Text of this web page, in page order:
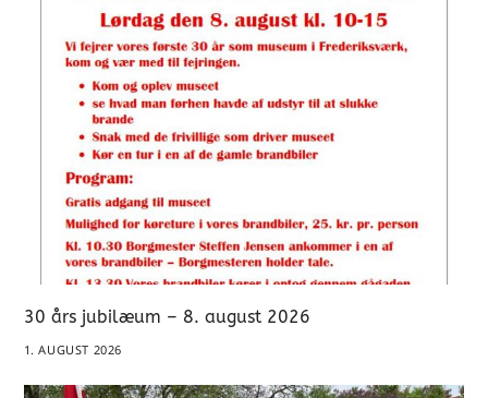
30 års jubilæum – 8. august 2026
1. AUGUST 2026